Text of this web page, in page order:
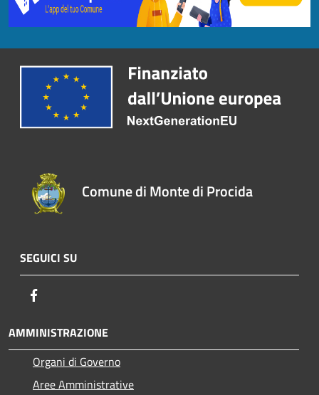
Comune di Monte di Procida
SEGUICI SU
AMMINISTRAZIONE
Organi di Governo
Aree Amministrative